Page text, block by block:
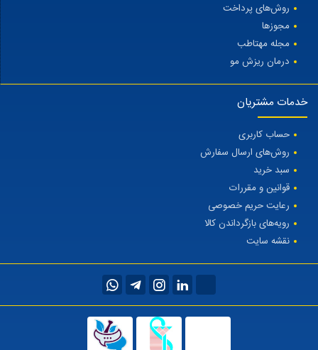
روش‌های پرداخت
مجوزها
مجله مهتاطب
درمان ریزش مو
خدمات مشتریان
حساب کاربری
روش‌های ارسال سفارش
سبد خرید
قوانین و مقررات
رعایت حریم خصوصی
رویه‌های بازگرداندن کالا
نقشه سایت